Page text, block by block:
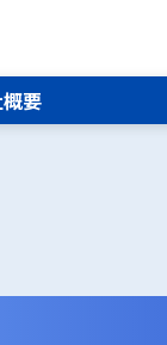
要